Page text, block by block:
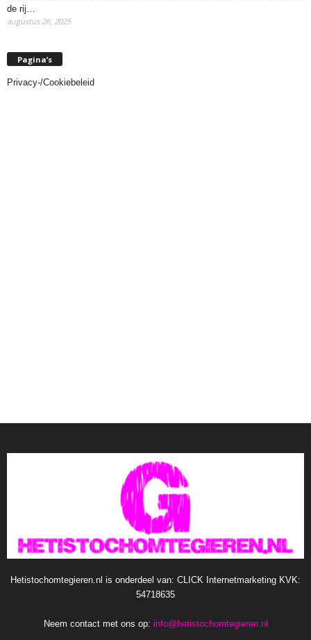
de rij…
augustus 26, 2025
Pagina’s
Privacy-/Cookiebeleid
Hetistochomtegieren.nl is onderdeel van: CLICK Internetmarketing KVK:
54718635
Neem contact met ons op: info@hetistochomtegieren.nl